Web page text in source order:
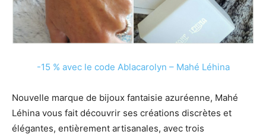
-15 % avec le code Ablacarolyn – Mahé Léhina
Nouvelle marque de bijoux fantaisie azuréenne, Mahé
Léhina vous fait découvrir ses créations discrètes et
élégantes, entièrement artisanales, avec trois